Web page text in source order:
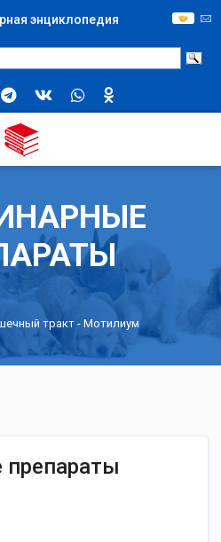
энциклопедия
тракт- Мотилиум
препараты